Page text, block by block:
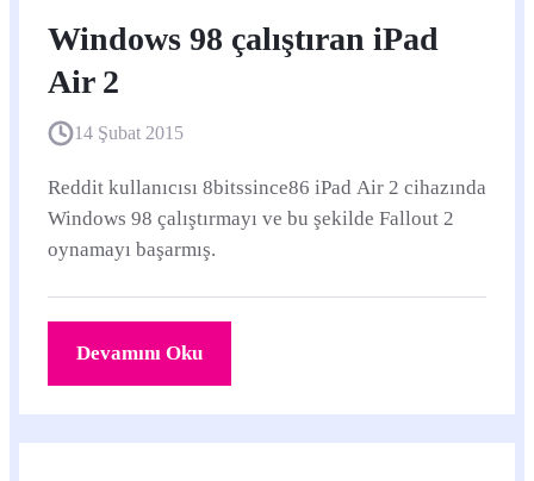
Windows 98 çalıştıran iPad
Air 2
14 Şubat 2015
Reddit kullanıcısı 8bitssince86 iPad Air 2 cihazında
Windows 98 çalıştırmayı ve bu şekilde Fallout 2
oynamayı başarmış.
Devamını Oku